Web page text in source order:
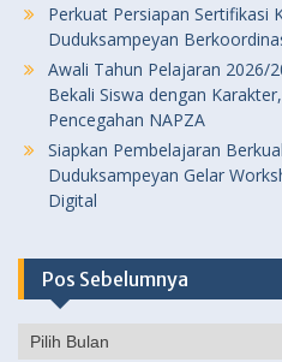
Perkuat Persiapan Sertifikasi
Duduksampeyan
Awali Tahun Pelajaran 2026/
Bekali Siswa dengan
Pencegahan NAPZA
Siapkan Pembelajaran
Duduksampeyan Gelar
Digital
Pos Sebelumnya
Pos